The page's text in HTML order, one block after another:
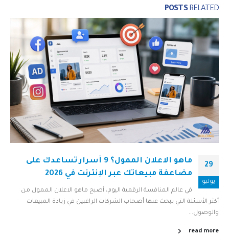
RELATED
POSTS
29
يوليو
ماهو الاعلان الممول؟ 9 أسرار تساعدك على
مضاعفة مبيعاتك عبر الإنترنت في 2026
في عالم المنافسة الرقمية اليوم، أصبح ماهو الاعلان الممول من
أكثر الأسئلة التي يبحث عنها أصحاب الشركات الراغبين في زيادة المبيعات
والوصول...
read more